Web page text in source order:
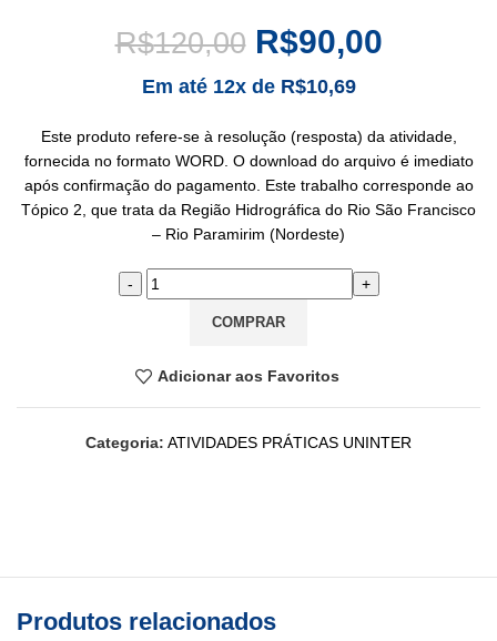
R$120,00 R$90,00
Em até 12x de R$10,69
Este produto refere-se à resolução (resposta) da atividade,
fornecida no formato WORD. O download do arquivo é imediato
após confirmação do pagamento. Este trabalho corresponde ao
Tópico 2, que trata da Região Hidrográfica do Rio São Francisco
– Rio Paramirim (Nordeste)
COMPRAR
Adicionar aos Favoritos
Categoria: ATIVIDADES PRÁTICAS UNINTER
Produtos relacionados